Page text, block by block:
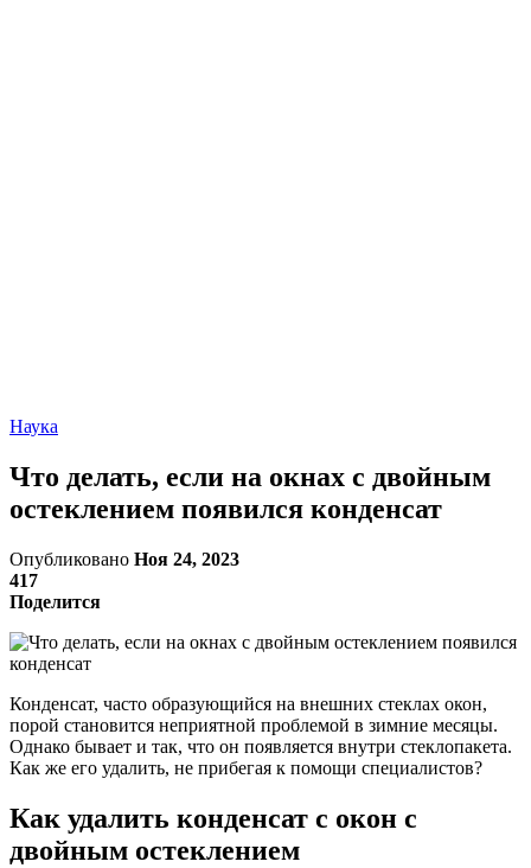
Наука
Что делать, если на окнах с двойным
остеклением появился конденсат
Опубликовано Ноя 24, 2023
417
Поделится
Конденсат, часто образующийся на внешних стеклах окон,
порой становится неприятной проблемой в зимние месяцы.
Однако бывает и так, что он появляется внутри стеклопакета.
Как же его удалить, не прибегая к помощи специалистов?
Как удалить конденсат с окон с
двойным остеклением